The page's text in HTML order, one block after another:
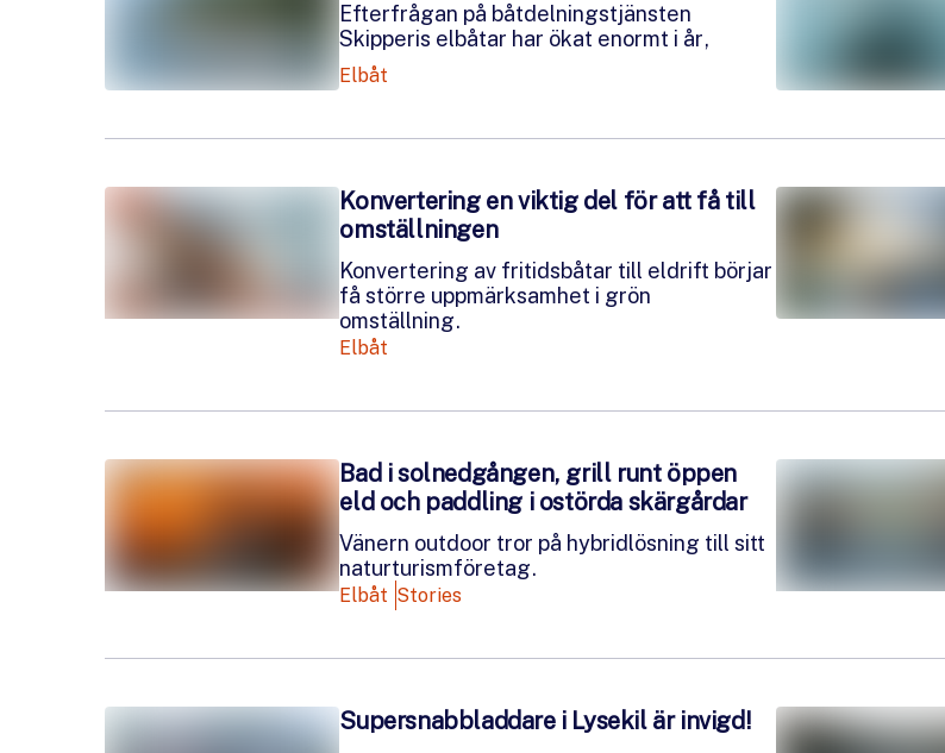
Efterfrågan på båtdelningstjänsten
Skipperis elbåtar har ökat enormt i år,
Elbåt
Konvertering en viktig del för att få till
omställningen
Konvertering av fritidsbåtar till eldrift börjar
få större uppmärksamhet i grön
omställning.
Elbåt
Bad i solnedgången, grill runt öppen
eld och paddling i ostörda skärgårdar
Vänern outdoor tror på hybridlösning till sitt
naturturismföretag.
Elbåt Stories
Supersnabbladdare i Lysekil är invigd!